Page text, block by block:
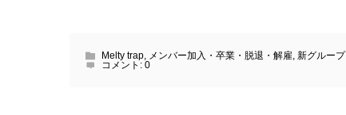
Melty trap, メンバー加入・卒業・脱退・解雇, 新グループ
コメント: 0